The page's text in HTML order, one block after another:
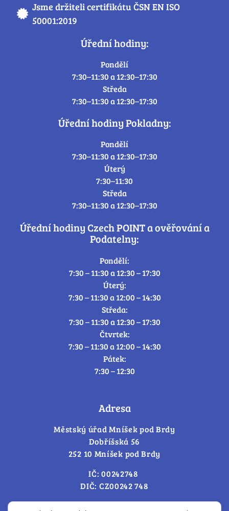
Jsme držiteli certifikátu ČSN EN ISO
50001:2019
Úřední hodiny:
Pondělí
7:30–11:30 a 12:30–17:30
Středa
7:30–11:30 a 12:30–17:30
Úřední hodiny Pokladny:
Pondělí
7:30–11:30 a 12:30–17:30
Úterý
7:30–11:30
Středa
7:30–11:30 a 12:30–17:30
Úřední hodiny Czech POINT a ověřování a
Podatelny:
Pondělí:
7:30 – 11:30 a 12:30 – 17:30
Úterý:
7:30 – 11:30 a 12:00 – 14:30
Středa:
7:30 – 11:30 a 12:30 – 17:30
Čtvrtek:
7:30 – 11:30 a 12:00 – 14:30
Pátek:
7:30 – 12:30
Adresa
Městský úřad Mníšek pod Brdy
Dobříšská 56
252 10 Mníšek pod Brdy
IČ: 00242748
DIČ: CZ00242 748
Cookies – změna souhlasu